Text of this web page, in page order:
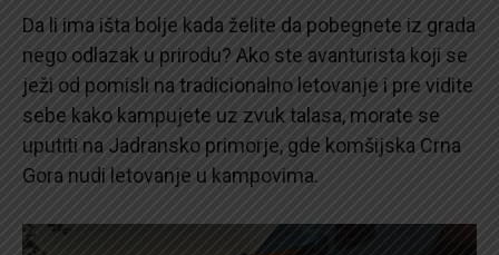
Da li ima išta bolje kada želite da pobegnete iz grada
nego odlazak u prirodu? Ako ste avanturista koji se
ježi od pomisli na tradicionalno letovanje i pre vidite
sebe kako kampujete uz zvuk talasa, morate se
uputiti na Jadransko primorje, gde komšijska Crna
Gora nudi letovanje u kampovima.